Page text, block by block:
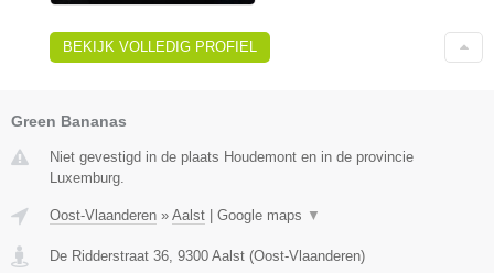
BEKIJK VOLLEDIG PROFIEL
Green Bananas
Niet gevestigd in de plaats Houdemont en in de provincie
Luxemburg.
Oost-Vlaanderen » Aalst Google maps ▼
De Ridderstraat 36, 9300 Aalst (Oost-Vlaanderen)